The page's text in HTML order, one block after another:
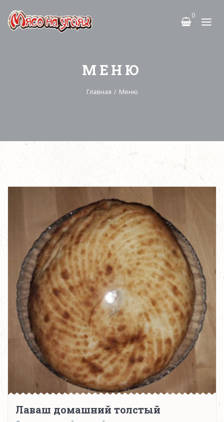
0
МЕНЮ
Главная / Меню
Лаваш домашний толстый